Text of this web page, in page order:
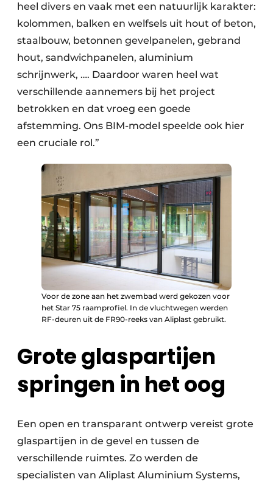
heel divers en vaak met een natuurlijk karakter:
kolommen, balken en welfsels uit hout of beton,
staalbouw, betonnen gevelpanelen, gebrand
hout, sandwichpanelen, aluminium
schrijnwerk, …. Daardoor waren heel wat
verschillende aannemers bij het project
betrokken en dat vroeg een goede
afstemming. Ons BIM-model speelde ook hier
een cruciale rol.”
Voor de zone aan het zwembad werd gekozen voor
het Star 75 raamprofiel. In de vluchtwegen werden
RF-deuren uit de FR90-reeks van Aliplast gebruikt.
Grote glaspartijen
springen in het oog
Een open en transparant ontwerp vereist grote
glaspartijen in de gevel en tussen de
verschillende ruimtes. Zo werden de
specialisten van Aliplast Aluminium Systems,